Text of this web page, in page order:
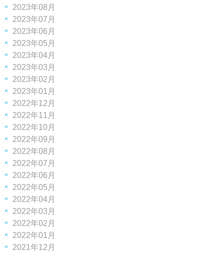
2023年08月
2023年07月
2023年06月
2023年05月
2023年04月
2023年03月
2023年02月
2023年01月
2022年12月
2022年11月
2022年10月
2022年09月
2022年08月
2022年07月
2022年06月
2022年05月
2022年04月
2022年03月
2022年02月
2022年01月
2021年12月